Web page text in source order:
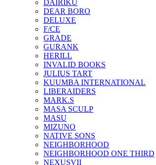
DAIRIKU
DEAR BORO
DELUXE
F/CE
GRADE
GURANK
HERILL
INVALID BOOKS
JULIUS TART
KUUMBA INTERNATIONAL
LIBERAIDERS
MARK.S
MASA SCULP
MASU
MIZUNO
NATIVE SONS
NEIGHBORHOOD
NEIGHBORHOOD ONE THIRD
NEXUSVII